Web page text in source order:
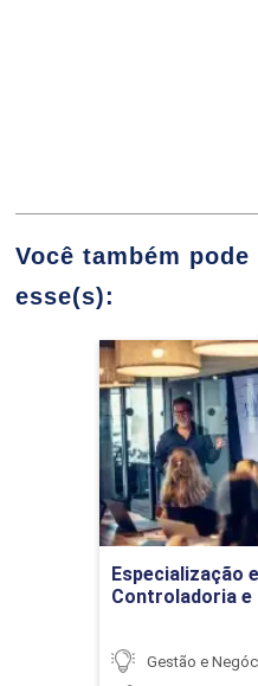
Estratégia,
Comércio
E-commerce e
Você também
esse(s):
Especialização
Controladoria e
Gestão e
Ir para